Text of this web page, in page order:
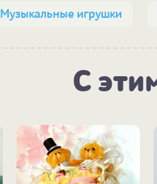
Музыкальные игрушки
С